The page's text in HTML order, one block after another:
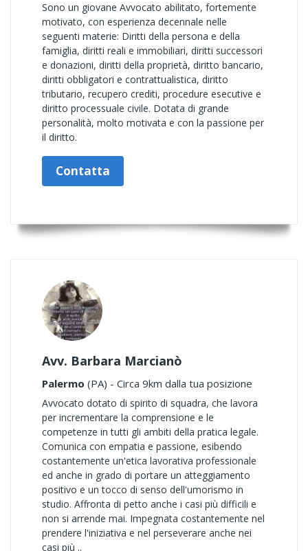
Sono un giovane Avvocato abilitato, fortemente
motivato, con esperienza decennale nelle
seguenti materie: Diritti della persona e della
famiglia, diritti reali e immobiliari, diritti successori
e donazioni, diritti della proprietà, diritto bancario,
diritti obbligatori e contrattualistica, diritto
tributario, recupero crediti, procedure esecutive e
diritto processuale civile. Dotata di grande
personalità, molto motivata e con la passione per
il diritto.
Contatta
Avv. Barbara Marcianò
Palermo (PA) - Circa 9km dalla tua posizione
Avvocato dotato di spirito di squadra, che lavora
per incrementare la comprensione e le
competenze in tutti gli ambiti della pratica legale.
Comunica con empatia e passione, esibendo
costantemente un'etica lavorativa professionale
ed anche in grado di portare un atteggiamento
positivo e un tocco di senso dell'umorismo in
studio. Affronta di petto anche i casi più difficili e
non si arrende mai. Impegnata costantemente nel
prendere l'iniziativa e nel perseverare anche nei
casi più ..